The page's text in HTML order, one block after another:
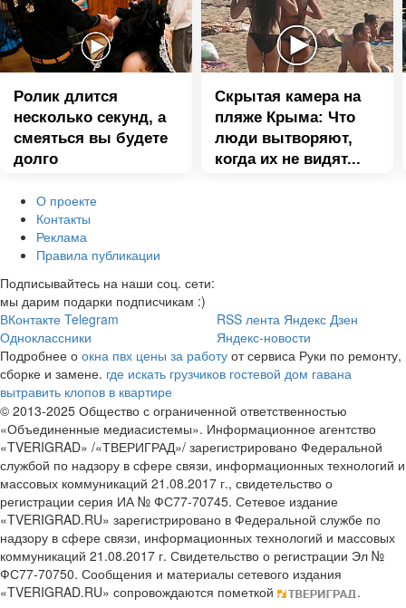
Ролик длится
несколько секунд, а
смеяться вы будете
долго
Скрытая камера на
пляже Крыма: Что
люди вытворяют,
когда их не видят...
О проекте
Контакты
Реклама
Правила публикации
Подписывайтесь на наши соц. сети:
мы дарим подарки подписчикам :)
ВКонтакте Telegram
Одноклассники
RSS лента Яндекс Дзен
Яндекс-новости
Подробнее о окна пвх цены за работу от сервиса Руки по ремонту,
сборке и замене. где искать грузчиков гостевой дом гавана
вытравить клопов в квартире
© 2013-2025 Общество с ограниченной ответственностью
«Объединенные медиасистемы». Информационное агентство
«TVERIGRAD» /«ТВЕРИГРАД»/ зарегистрировано Федеральной
службой по надзору в сфере связи, информационных технологий и
массовых коммуникаций 21.08.2017 г., свидетельство о
регистрации серия ИА № ФС77-70745. Сетевое издание
«TVERIGRAD.RU» зарегистрировано в Федеральной службе по
надзору в сфере связи, информационных технологий и массовых
коммуникаций 21.08.2017 г. Свидетельство о регистрации Эл №
ФС77-70750. Сообщения и материалы сетевого издания
«TVERIGRAD.RU» сопровождаются пометкой
.